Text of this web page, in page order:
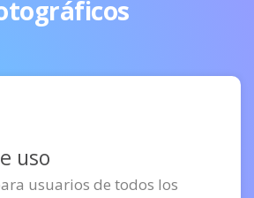
uso
usuarios de todos los